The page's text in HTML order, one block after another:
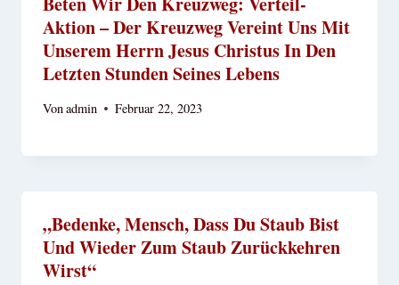
Aktion – Der Kreuzweg Vereint Uns Mit
Unserem Herrn Jesus Christus In Den
Letzten Stunden Seines Lebens
Vonadmin Februar 22, 2023
„Bedenke, Mensch, Dass Du Staub Bist
Und Wieder Zum Staub Zurückkehren
Wirst“